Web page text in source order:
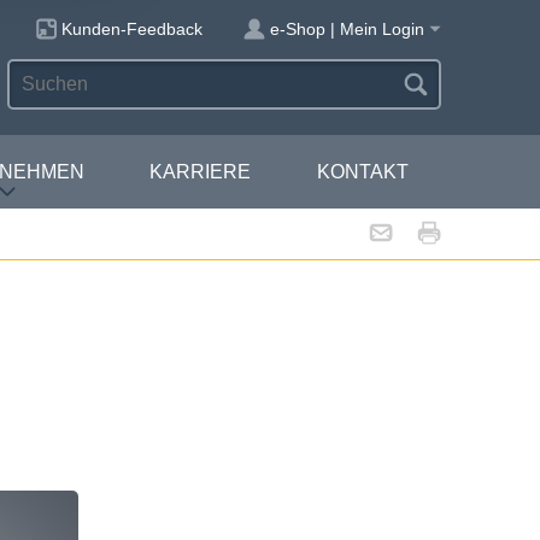
Kunden-Feedback e-Shop | Mein Login
KARRIERE KONTAKT